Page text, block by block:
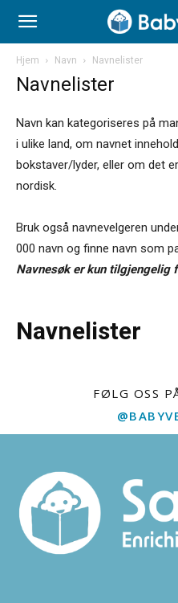
Hjem Navn Navnelister
Navnelister
Navn kan kategoriseres på
i ulike land, om navnet
bokstaver/lyder, eller om det
nordisk.
Bruk også navnevelgeren
000 navn og finne navn som
Navnesøk er kun tilgjengelig
Navnelister
FØLG OSS